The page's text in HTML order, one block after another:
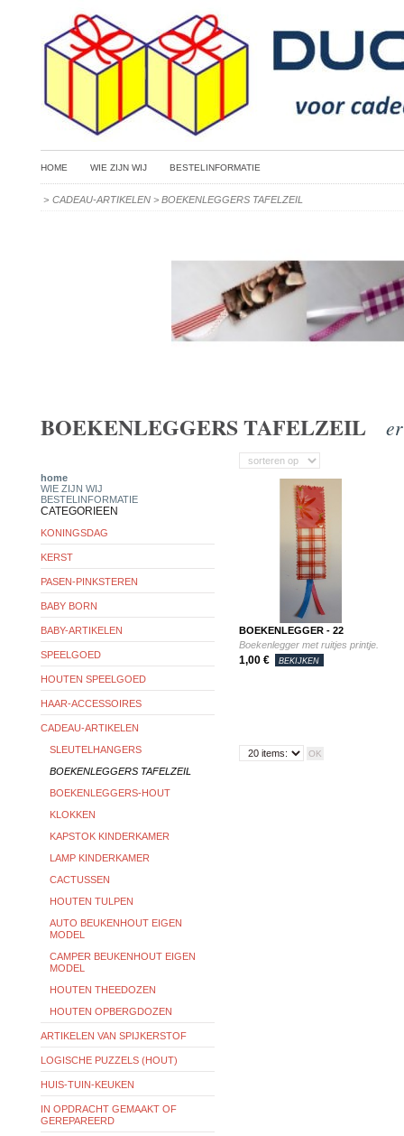
HOME WIE ZIJN WIJ BESTELINFORMATIE
> CADEAU-ARTIKELEN > BOEKENLEGGERS TAFELZEIL
BOEKENLEGGERS TAFELZEIL
BOEKENLEGGER - 22
Boekenlegger met ruitjes printje.
1,00 € BEKIJKEN
home
WIE ZIJN WIJ
BESTELINFORMATIE
CATEGORIEEN
KONINGSDAG
KERST
PASEN-PINKSTEREN
BABY BORN
BABY-ARTIKELEN
SPEELGOED
HOUTEN SPEELGOED
HAAR-ACCESSOIRES
CADEAU-ARTIKELEN
SLEUTELHANGERS
BOEKENLEGGERS TAFELZEIL
BOEKENLEGGERS-HOUT
KLOKKEN
KAPSTOK KINDERKAMER
LAMP KINDERKAMER
CACTUSSEN
HOUTEN TULPEN
AUTO BEUKENHOUT EIGEN
MODEL
CAMPER BEUKENHOUT EIGEN
MODEL
HOUTEN THEEDOZEN
HOUTEN OPBERGDOZEN
ARTIKELEN VAN SPIJKERSTOF
LOGISCHE PUZZELS (HOUT)
HUIS-TUIN-KEUKEN
IN OPDRACHT GEMAAKT OF
GEREPAREERD